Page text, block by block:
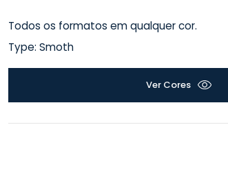
Todos os formatos em qualquer cor.
Type: Smoth
Ver Cores